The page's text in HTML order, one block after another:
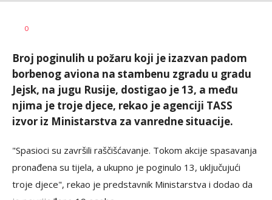
AUTOR
0
Broj poginulih u požaru koji je izazvan padom
borbenog aviona na stambenu zgradu u gradu
Jejsk, na jugu Rusije, dostigao je 13, a među
njima je troje djece, rekao je agenciji TASS
izvor iz Ministarstva za vanredne situacije.
"Spasioci su završili raščišćavanje. Tokom akcije spasavanja
pronađena su tijela, a ukupno je poginulo 13, uključujući
troje djece", rekao je predstavnik Ministarstva i dodao da